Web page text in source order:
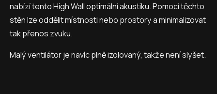
nabízí tento High Wall optimální akustiku. Pomocí těchto
stěn lze oddělit místnosti nebo prostory a minimalizovat
tak přenos zvuku.
Malý ventilátor je navíc plně izolovaný, takže není slyšet.